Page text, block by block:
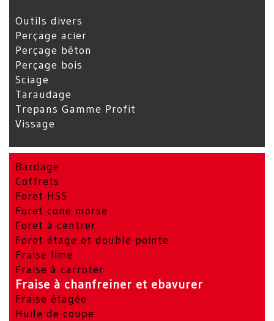
Outils divers
Perçage acier
Perçage béton
Perçage bois
Sciage
Taraudage
Trepans Gamme Profit
Vissage
Bardage
Coffrets
Foret HSS
Foret cone morse
Foret à centrer
Foret étage et double pointe
Fraise lime
Fraise à carroter
Fraise à chanfreiner et ebavurer
Fraise étagée
Huile de coupe